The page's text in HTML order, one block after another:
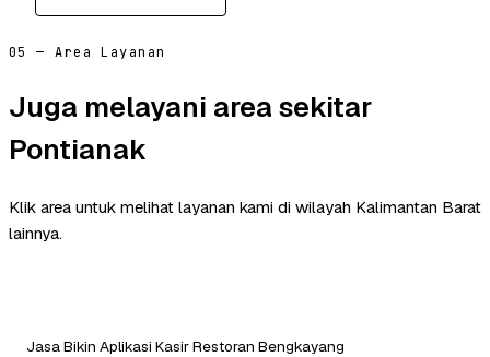
05 — Area Layanan
Juga melayani area sekitar
Pontianak
Klik area untuk melihat layanan kami di wilayah Kalimantan Barat
lainnya.
Jasa Bikin Aplikasi Kasir Restoran Bengkayang